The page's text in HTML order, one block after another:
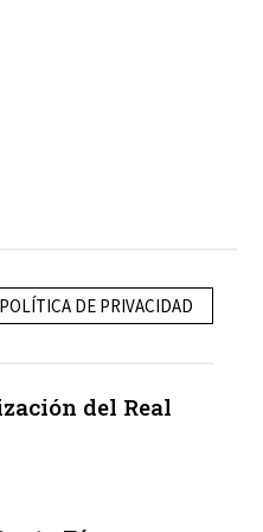
POLÍTICA DE PRIVACIDAD
del Real